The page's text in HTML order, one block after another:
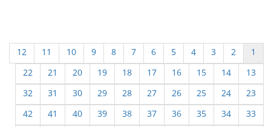
1
2
3
4
5
6
7
8
9
10
11
12
13
14
15
16
17
18
19
20
21
22
23
24
25
26
27
28
29
30
31
32
33
34
35
36
37
38
39
40
41
42